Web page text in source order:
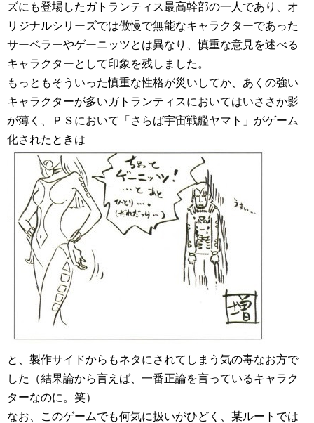
ズにも登場したガトランティス最高幹部の一人であり、オ
リジナルシリーズでは傲慢で無能なキャラクターであった
サーベラーやゲーニッツとは異なり、慎重な意見を述べる
キャラクターとして印象を残しました。
もっともそういった慎重な性格が災いしてか、あくの強い
キャラクターが多いガトランティスにおいてはいささか影
が薄く、ＰＳにおいて「さらば宇宙戦艦ヤマト」がゲーム
化されたときは
と、製作サイドからもネタにされてしまう気の毒なお方で
した（結果論から言えば、一番正論を言っているキャラク
ターなのに。笑）
なお、このゲームでも何気に扱いがひどく、某ルートでは